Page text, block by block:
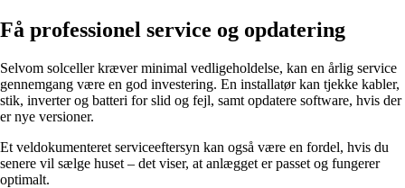
Få professionel service og opdatering
Selvom solceller kræver minimal vedligeholdelse, kan en årlig service
gennemgang være en god investering. En installatør kan tjekke kabler,
stik, inverter og batteri for slid og fejl, samt opdatere software, hvis der
er nye versioner.
Et veldokumenteret serviceeftersyn kan også være en fordel, hvis du
senere vil sælge huset – det viser, at anlægget er passet og fungerer
optimalt.